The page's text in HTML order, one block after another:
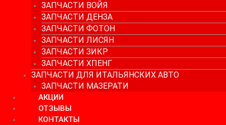
ЗАПЧАСТИ ВОЙЯ
ЗАПЧАСТИ ДЕНЗА
ЗАПЧАСТИ ФОТОН
ЗАПЧАСТИ ЛИСЯН
ЗАПЧАСТИ ЗИКР
ЗАПЧАСТИ ХПЕНГ
ЗАПЧАСТИ ДЛЯ ИТАЛЬЯНСКИХ АВТО
ЗАПЧАСТИ МАЗЕРАТИ
АКЦИИ
ОТЗЫВЫ
КОНТАКТЫ